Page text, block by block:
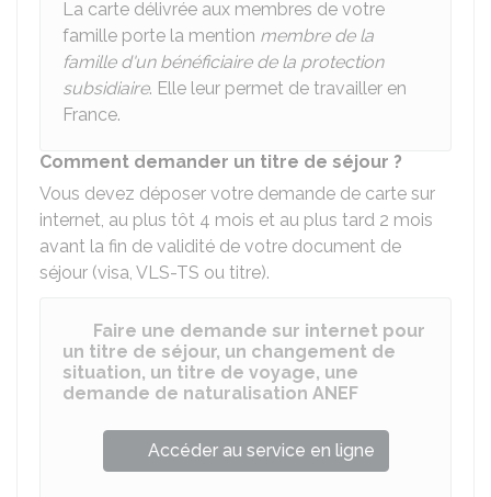
La carte délivrée aux membres de votre
famille porte la mention membre de la
famille d'un bénéficiaire de la protection
subsidiaire. Elle leur permet de travailler en
France.
Comment demander un titre de séjour ?
Vous devez déposer votre demande de carte sur
internet, au plus tôt 4 mois et au plus tard 2 mois
avant la fin de validité de votre document de
séjour (visa, VLS-TS ou titre).
Faire une demande sur internet pour
un titre de séjour, un changement de
situation, un titre de voyage, une
demande de naturalisation ANEF
Accéder au service en ligne